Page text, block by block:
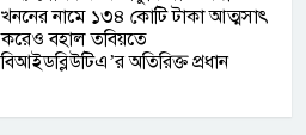
খননের নামে ১৩৪ কোটি টাকা আত্মসাৎ
করেও বহাল তবিয়তে
বিআইডব্লিউটিএ’র অতিরিক্ত প্রধান